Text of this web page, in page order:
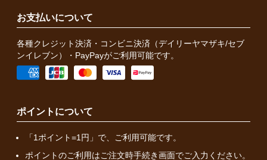
お支払いについて
各種クレジット決済・コンビニ決済（デイリーヤマザキ/セブ
ンイレブン）・PayPayがご利用可能です。
ポイントについて
「1ポイント=1円」で、ご利用可能です。
ポイントのご利用はご注文時手続き画面でご入力ください。